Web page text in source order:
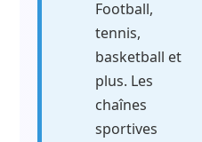
Football,
tennis,
basketball et
plus. Les
chaînes
sportives